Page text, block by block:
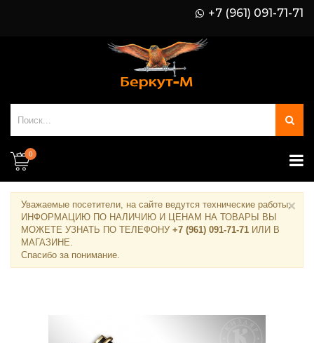
+7 (961) 091-71-71
0
Уважаемые посетители, на сайте ведутся технические работы.
ИНФОРМАЦИЮ ПО НАЛИЧИЮ И ЦЕНАМ НА ТОВАРЫ ВЫ
МОЖЕТЕ УЗНАТЬ ПО ТЕЛЕФОНУ +7 (961) 091-71-71 ИЛИ В
МАГАЗИНЕ.
Спасибо за понимание.
×